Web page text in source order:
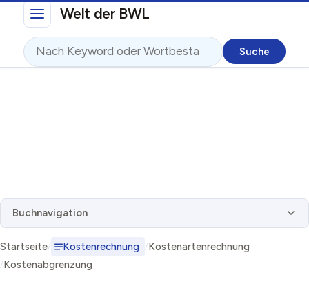
Direkt zum InhaltWelt der BWL
Suche
Buchnavigation
Startseite Kostenrechnung
Kostenartenrechnung
Kostenabgrenzung